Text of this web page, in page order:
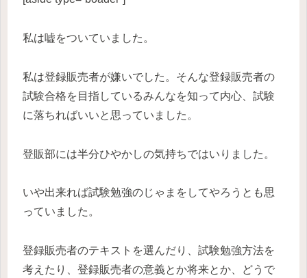
私は嘘をついていました。
私は登録販売者が嫌いでした。そんな登録販売者の
試験合格を目指しているみんなを知って内心、試験
に落ちればいいと思っていました。
登販部には半分ひやかしの気持ちではいりました。
いや出来れば試験勉強のじゃまをしてやろうとも思
っていました。
登録販売者のテキストを選んだり、試験勉強方法を
考えたり、登録販売者の意義とか将来とか、どうで